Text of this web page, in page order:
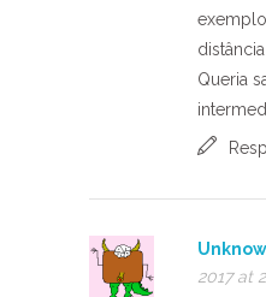
Queria
2017 at